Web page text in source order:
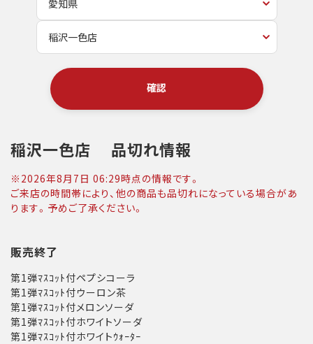
確認
稲沢一色店 品切れ情報
※ 2026年8月7日 06:29時点の情報です。
ご来店の時間帯により、他の商品も品切れになっている場合があ
ります。予めご了承ください。
販売終了
第1弾ﾏｽｺｯﾄ付ペプシコーラ
第1弾ﾏｽｺｯﾄ付ウーロン茶
第1弾ﾏｽｺｯﾄ付メロンソーダ
第1弾ﾏｽｺｯﾄ付ホワイトソーダ
第1弾ﾏｽｺｯﾄ付ホワイトｳｫｰﾀｰ